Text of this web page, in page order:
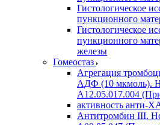
Гистологическое
пункционного
Гистологическое
пункционного
железы
Гомеостаз
Агрегация
АДФ (10 мкмоль).
A12.05.017.004
активность анти-
Антитромбин III.